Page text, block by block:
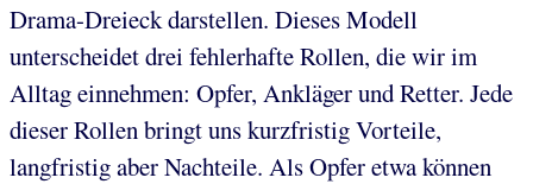
Drama-Dreieck darstellen. Dieses Modell
unterscheidet drei fehlerhafte Rollen, die wir im
Alltag einnehmen: Opfer, Ankläger und Retter. Jede
dieser Rollen bringt uns kurzfristig Vorteile,
langfristig aber Nachteile. Als Opfer etwa können